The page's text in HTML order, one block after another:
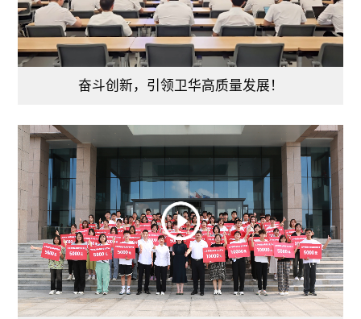
奋斗创新，引领卫华高质量发展！